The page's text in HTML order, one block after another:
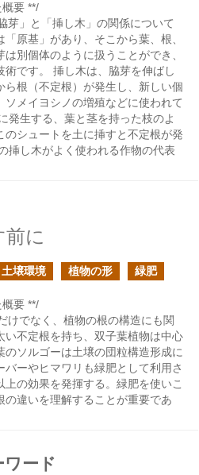
要 **/
芽」と「挿し木」の関係について
原基」があり、そこから葉、根、
別個体のように扱うことができ、
です。 挿し木は、脇芽を伸ばし
根（不定根）が発生し、新しい個
メイヨシノの増殖などに使われて
発生する、葉と茎を持った枝のよ
のシュートを土に挿すと不定根が発
挿し木がよく使われる作物の代表
に
土壌環境 植物の形 緑肥
要 **/
けでなく、植物の根の構造にも関
不定根を持ち、双子葉植物は中心
ソルゴーは土壌の団粒構造形成に
ーやヒマワリも緑肥として利用さ
の効果を発揮する。緑肥を使いこ
違いを理解することが重要であ
ード